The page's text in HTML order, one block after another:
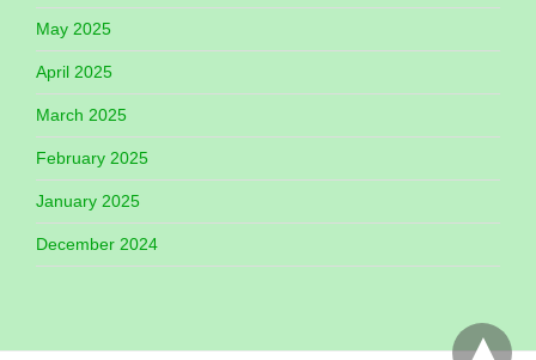
May 2025
April 2025
March 2025
February 2025
January 2025
December 2024